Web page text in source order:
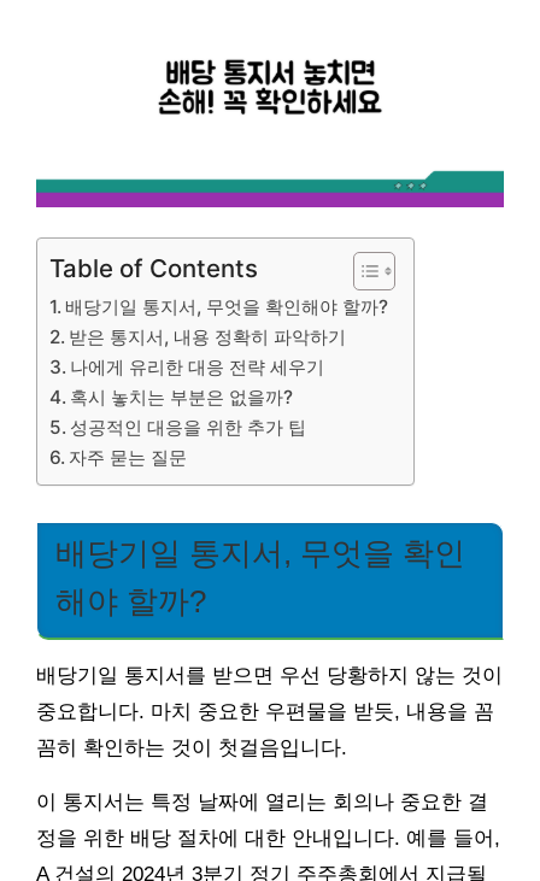
Table of Contents
배당기일 통지서, 무엇을 확인해야 할까?
받은 통지서, 내용 정확히 파악하기
나에게 유리한 대응 전략 세우기
혹시 놓치는 부분은 없을까?
성공적인 대응을 위한 추가 팁
자주 묻는 질문
배당기일 통지서, 무엇을 확인
해야 할까?
배당기일 통지서를 받으면 우선 당황하지 않는 것이
중요합니다. 마치 중요한 우편물을 받듯, 내용을 꼼
꼼히 확인하는 것이 첫걸음입니다.
이 통지서는 특정 날짜에 열리는 회의나 중요한 결
정을 위한 배당 절차에 대한 안내입니다. 예를 들어,
A 건설의 2024년 3분기 정기 주주총회에서 지급될